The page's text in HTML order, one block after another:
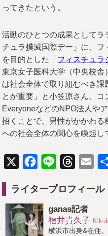
ってきたという。
活動のひとつの成果としてラ
チュラ撲滅国際デー」に、フ
を目的とした「 フィスチュラ
東京女子医科大学（中央校舎
は社会全体で取り組むべき課
とが重要」と小笠原さん。
EveryoneなどのNPO法人や
招くことで、男性がかかわる
への社会全体の関心を喚起し
X Facebook
Line Threads
ライタープロフィール
ganas記者
福井貴久子
横浜市出身&在住